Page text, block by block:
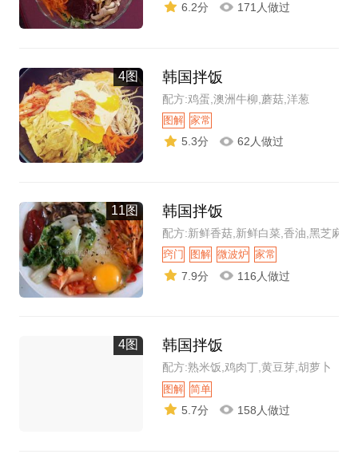
6.2分 171人做过
4图 韩国拌饭
配方:鸡蛋,澳洲牛柳,蘑菇,洋葱
图解 家常
5.3分 62人做过
11图 韩国拌饭
配方:新鲜香菇,新鲜白菜,香油,黑芝麻
窍门 图解 微波炉 家常
7.9分 116人做过
4图 韩国拌饭
配方:熟米饭,鸡肉丁,黄豆芽,胡萝卜
图解 简单
5.7分 158人做过